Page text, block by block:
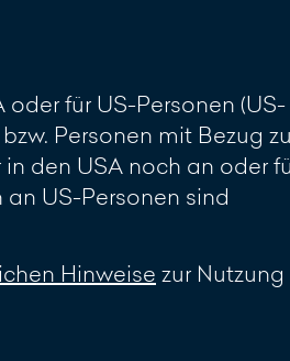
für US-Personen (US-
Personen mit Bezug zu
den USA noch an oder
US-Personen sind
Hinweise zur